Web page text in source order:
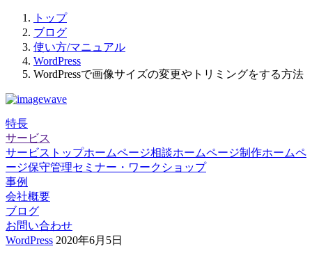
トップ
ブログ
使い方/マニュアル
WordPress
WordPressで画像サイズの変更やトリミングをする方法
特長
サービス
サービストップホームページ相談ホームページ制作ホームペ
ージ保守管理セミナー・ワークショップ
事例
会社概要
ブログ
お問い合わせ
WordPress 2020年6月5日